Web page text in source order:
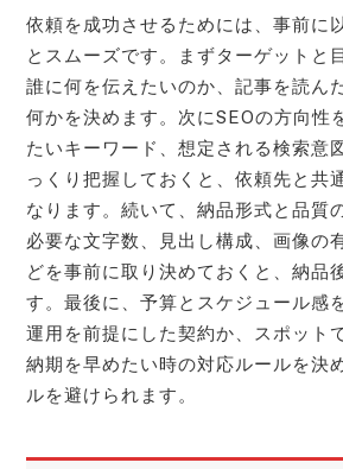
依頼を成功させるためには、事前に
とスムーズです。まずターゲットと
誰に何を伝えたいのか、記事を読ん
何かを決めます。次にSEOの方向性
たいキーワード、想定される検索意
っくり把握しておくと、依頼先と共
なります。続いて、納品形式と品質
必要な文字数、見出し構成、画像の
どを事前に取り決めておくと、納品
す。最後に、予算とスケジュール感
運用を前提にした契約か、スポット
納期を早めたい時の対応ルールを決
ルを避けられます。